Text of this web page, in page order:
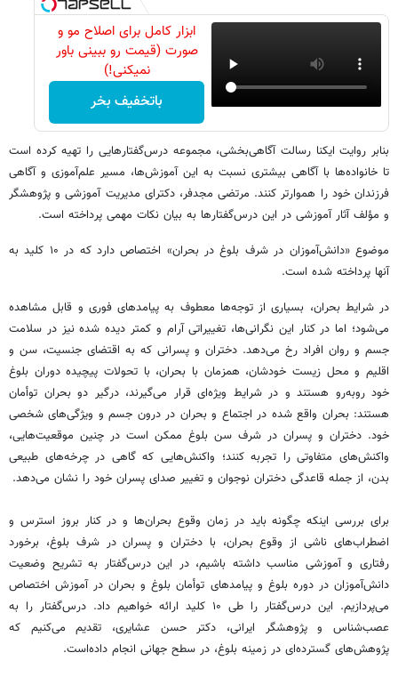
ابزار کامل برای اصلاح مو و
صورت (قیمت رو ببینی باور
نمیکنی!)
باتخفیف بخر
بنابر روایت ایکنا رسالت آگاهی‌بخشی، مجموعه درس‎‌گفتارهایی را تهیه کرده است
تا خانواده‌ها با آگاهی بیشتری نسبت به این آموزش‌ها، مسیر علم‌آموزی و آگاهی
فرزندان خود را هموارتر کنند. مرتضی مجدفر، دکترای مدیریت آموزشی و پژوهشگر
و مؤلف آثار آموزشی در این درس‌گفتارها به بیان نکات مهمی پرداخته است.
موضوع «دانش‌آموزان در شرف بلوغ در بحران» اختصاص دارد که در ۱۰ کلید به
آنها پرداخته شده است.
در شرایط بحران، بسیاری از توجه‌ها معطوف به پیامدهای فوری و قابل مشاهده
می‌شود؛ اما در کنار این نگرانی‌ها، تغییراتی آرام و کمتر دیده‌ شده نیز در سلامت
جسم و روان افراد رخ می‌دهد. دختران و پسرانی که به اقتضای جنسیت، سن و
اقلیم و محل زیست خودشان، همزمان با بحران، با تحولات پیچیده دوران بلوغ
خود روبه‌رو هستند و در شرایط ویژه‌ای قرار می‌گیرند، درگیر دو بحران توأمان
هستند: بحران واقع شده در اجتماع و بحران در درون جسم و ویژگی‌های شخصی
خود. دختران و پسران در شرف سن بلوغ ممکن است در چنین موقعیت‌هایی،
واکنش‌های متفاوتی را تجربه کنند؛ واکنش‌هایی که گاهی در چرخه‌های طبیعی
بدن، از جمله قاعدگی دختران نوجوان و تغییر صدای پسران خود را نشان می‌دهد.
برای بررسی اینکه چگونه باید در زمان وقوع بحران‌ها و در کنار بروز استرس و
اضطراب‌های ناشی از وقوع بحران، با دختران و پسران در شرف بلوغ، برخورد
رفتاری و آموزشی مناسب داشته باشیم، در این درس‌گفتار به تشریح وضعیت
دانش‌آموزان در دوره بلوغ و پیامدهای توأمان بلوغ و بحران در آموزش اختصاص
می‌پردازیم. این درس‌گفتار را طی ۱۰ کلید ارائه خواهیم داد. درس‌گفتار را به
عصب‌شناس و پژوهشگر ایرانی، دکتر حسن عشایری، تقدیم می‌کنیم که
پژوهش‌های گسترده‌ای در زمینه بلوغ، در سطح جهانی انجام داده‌است.